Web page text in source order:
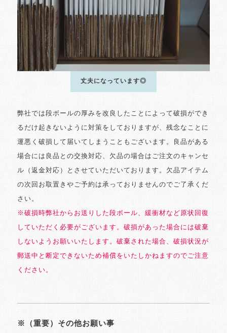
丈夫になっています◎
弊社では段ボールの厚みを改良したことによって破損ができ
るだけ起きないように対策をしておりますが、残念なことに
運悪く破損して届いてしまうこともございます。良品がある
場合には良品との交換対応、欠品の場合はご注文のキャンセ
ル（返金対応）とさせていただいております。欠品アイテム
の次回お取置きやご予約は承っておりませんのでご了承くだ
さい。
※破損時弊社からお送りした段ボール、緩衝材など原状回復
していただく必要がございます。破損があった場合には破棄
しないようお願いいたします。破棄された場合、破損状況が
郵送中と断定できないため補償をいたしかねますのでご注意
ください。
※（重要）その他お願い事